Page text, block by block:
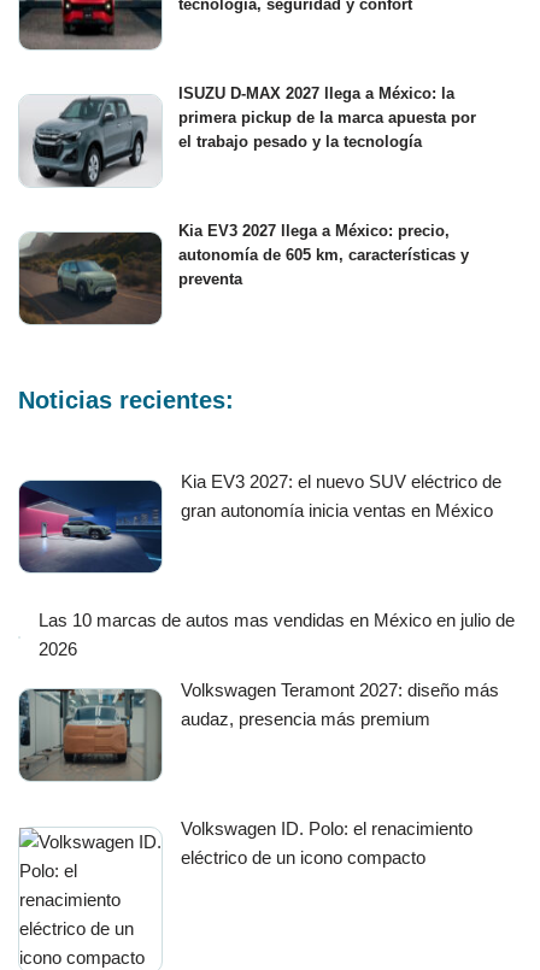
tecnología, seguridad y confort
ISUZU D-MAX 2027 llega a México: la
primera pickup de la marca apuesta por
el trabajo pesado y la tecnología
Kia EV3 2027 llega a México: precio,
autonomía de 605 km, características y
preventa
Noticias recientes:
Kia EV3 2027: el nuevo SUV eléctrico de
gran autonomía inicia ventas en México
Las 10 marcas de autos mas vendidas en México en julio de
2026
Volkswagen Teramont 2027: diseño más
audaz, presencia más premium
Volkswagen ID. Polo: el renacimiento
eléctrico de un icono compacto